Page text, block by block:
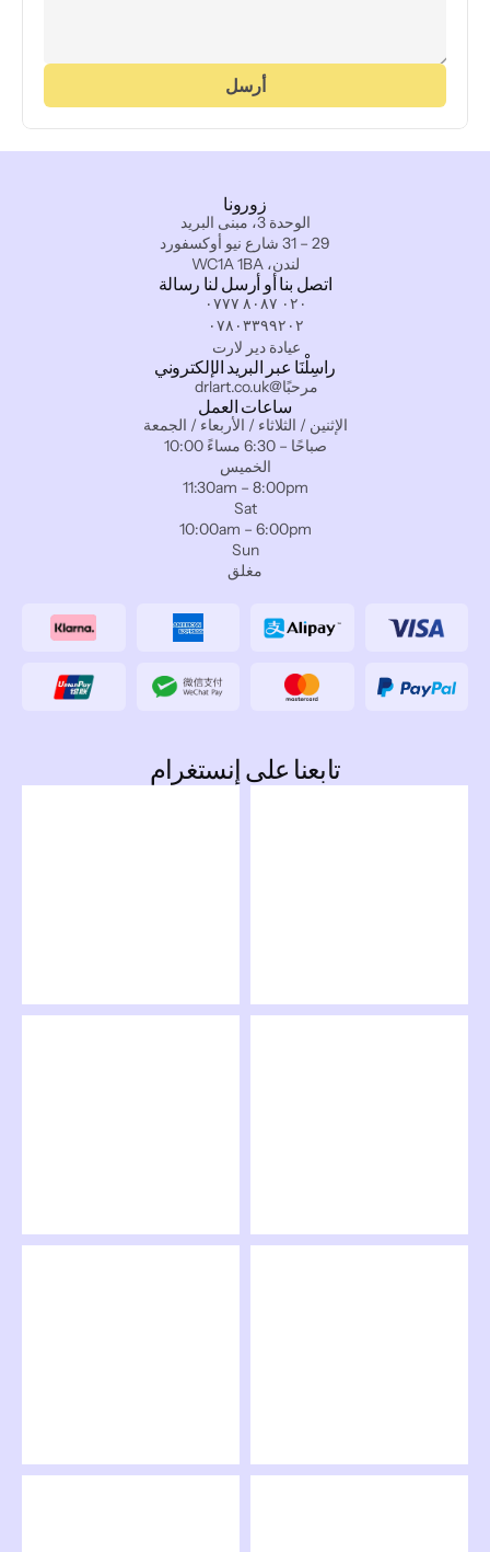
أرسل
زورونا
الوحدة 3، مبنى البريد
29 – 31 شارع نيو أوكسفورد
لندن، WC1A 1BA
اتصل بنا أو أرسل لنا رسالة
٠٢٠ ٨٠٨٧ ٠٧٧٧
٠٧٨٠٣٣٩٩٢٠٢
عيادة دير لارت
راسِلْنَا عبر البريد الإلكتروني
مرحبًا@drlart.co.uk
ساعات العمل
الإثنين / الثلاثاء / الأربعاء / الجمعة
10:00 صباحًا – 6:30 مساءً
الخميس
11:30am – 8:00pm
Sat
10:00am – 6:00pm
Sun
مغلق
تابعنا على إنستغرام